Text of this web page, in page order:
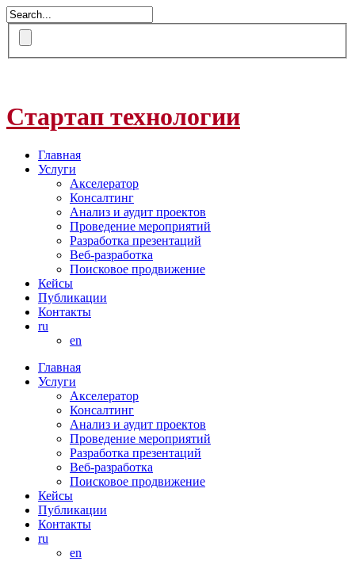
Стартап технологии
Главная
Услуги
Акселератор
Консалтинг
Анализ и аудит проектов
Проведение мероприятий
Разработка презентаций
Веб-разработка
Поисковое продвижение
Кейсы
Публикации
Контакты
ru
en
Главная
Услуги
Акселератор
Консалтинг
Анализ и аудит проектов
Проведение мероприятий
Разработка презентаций
Веб-разработка
Поисковое продвижение
Кейсы
Публикации
Контакты
ru
en